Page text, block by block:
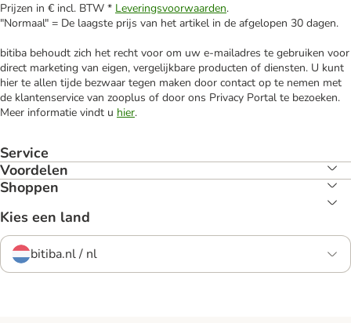
Prijzen in € incl. BTW * Leveringsvoorwaarden.
"Normaal" = De laagste prijs van het artikel in de afgelopen 30 dagen.
bitiba behoudt zich het recht voor om uw e-mailadres te gebruiken voor
direct marketing van eigen, vergelijkbare producten of diensten. U kunt
hier te allen tijde bezwaar tegen maken door contact op te nemen met
de klantenservice van zooplus of door ons Privacy Portal te bezoeken.
Meer informatie vindt u hier.
Service
Voordelen
Shoppen
Kies een land
bitiba.nl / nl